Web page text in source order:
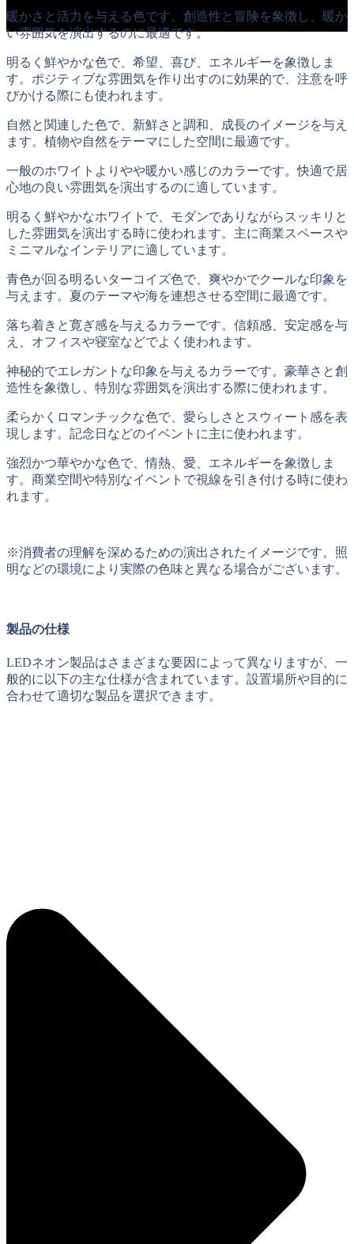
暖かさと活力を与える色です。創造性と冒険を象徴し、暖か
い雰囲気を演出するのに最適です。
明るく鮮やかな色で、希望、喜び、エネルギーを象徴しま
す。ポジティブな雰囲気を作り出すのに効果的で、注意を呼
びかける際にも使われます。
自然と関連した色で、新鮮さと調和、成長のイメージを与え
ます。植物や自然をテーマにした空間に最適です。
一般のホワイトよりやや暖かい感じのカラーです。快適で居
心地の良い雰囲気を演出するのに適しています。
明るく鮮やかなホワイトで、モダンでありながらスッキリと
した雰囲気を演出する時に使われます。主に商業スペースや
ミニマルなインテリアに適しています。
青色が回る明るいターコイズ色で、爽やかでクールな印象を
与えます。夏のテーマや海を連想させる空間に最適です。
落ち着きと寛ぎ感を与えるカラーです。信頼感、安定感を与
え、オフィスや寝室などでよく使われます。
神秘的でエレガントな印象を与えるカラーです。豪華さと創
造性を象徴し、特別な雰囲気を演出する際に使われます。
柔らかくロマンチックな色で、愛らしさとスウィート感を表
現します。記念日などのイベントに主に使われます。
強烈かつ華やかな色で、情熱、愛、エネルギーを象徴しま
す。商業空間や特別なイベントで視線を引き付ける時に使わ
れます。
※消費者の理解を深めるための演出されたイメージです。照
明などの環境により実際の色味と異なる場合がございます。
製品の仕様
LEDネオン製品はさまざまな要因によって異なりますが、一
般的に以下の主な仕様が含まれています。設置場所や目的に
合わせて適切な製品を選択できます。